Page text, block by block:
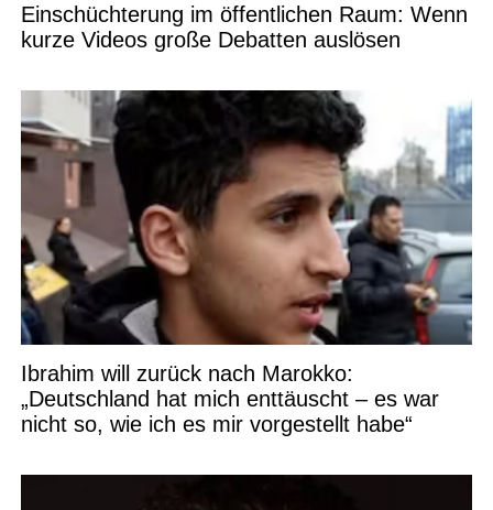
Einschüchterung im öffentlichen Raum: Wenn
kurze Videos große Debatten auslösen
Ibrahim will zurück nach Marokko:
„Deutschland hat mich enttäuscht – es war
nicht so, wie ich es mir vorgestellt habe“